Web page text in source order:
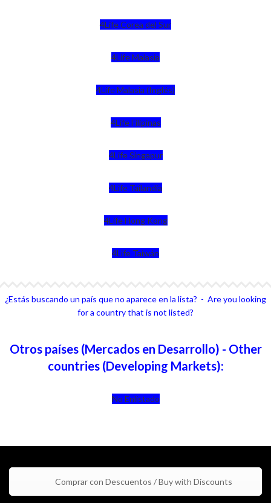
4Life Corea del Sur
4Life Malasia
4Life Malasia (Inglés)
4Life Filipinas
4Life Singapur
4Life Tailandia
4Life Hong Kong
4Life Taiwán
¿Estás buscando un país que no aparece en la lista? - Are you looking
for a country that is not listed?
Otros países (Mercados en Desarrollo) - Other
countries (Developing Markets):
No Enlistado
Comprar con Descuentos / Buy with Discounts